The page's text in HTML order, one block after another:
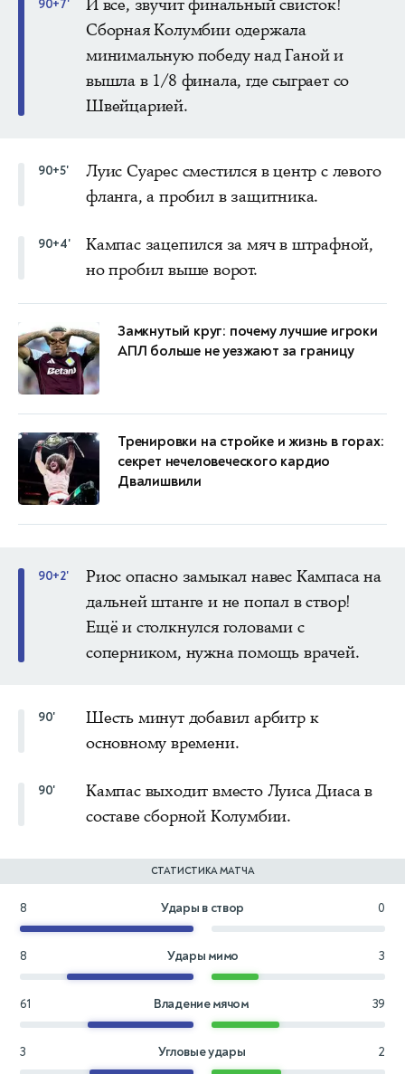
90+7'
И всё, звучит финальный свисток!
Сборная Колумбии одержала
минимальную победу над Ганой и
вышла в 1/8 финала, где сыграет со
Швейцарией.
90+5'
Луис Суарес сместился в центр с левого
фланга, а пробил в защитника.
90+4'
Кампас зацепился за мяч в штрафной,
но пробил выше ворот.
Замкнутый круг: почему лучшие игроки
АПЛ больше не уезжают за границу
Тренировки на стройке и жизнь в горах:
секрет нечеловеческого кардио
Двалишвили
90+2'
Риос опасно замыкал навес Кампаса на
дальней штанге и не попал в створ!
Ещё и столкнулся головами с
соперником, нужна помощь врачей.
90'
Шесть минут добавил арбитр к
основному времени.
90'
Кампас выходит вместо Луиса Диаса в
составе сборной Колумбии.
СТАТИСТИКА МАТЧА
8 Удары в створ 0
8 Удары мимо 3
61 Владение мячом 39
3 Угловые удары 2